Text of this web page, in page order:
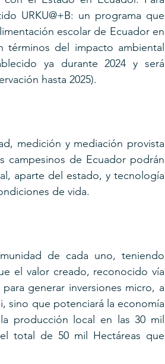
URKU@+B: un programa que
escolar de Ecuador en
del impacto ambiental
ya durante 2024 y será
hasta 2025).
medición y mediación provista
campesinos de Ecuador podrán
aparte del estado, y tecnología
de vida.
de cada uno, teniendo
el valor creado, reconocido vía
generar inversiones micro, a
sino que potenciará la economía
producción local en las 30 mil
total de 50 mil Hectáreas que